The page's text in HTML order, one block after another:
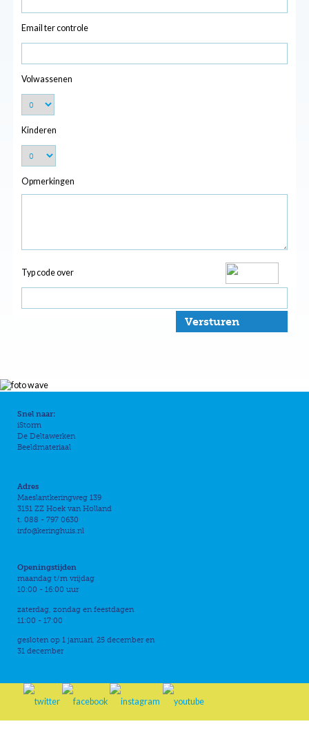
Email ter controle
Volwassenen
Kinderen
Opmerkingen
Typ code over
Versturen
Snel naar:
iStorm
De Deltawerken
Beeldmateriaal
Adres
Maeslantkeringweg 139
3151 ZZ Hoek van Holland
t. 088 - 797 0630
info@keringhuis.nl
Openingstijden
maandag t/m vrijdag
10:00 - 16:00 uur
zaterdag, zondag en feestdagen
11:00 - 17:00
gesloten op 1 januari, 25 december en
31 december